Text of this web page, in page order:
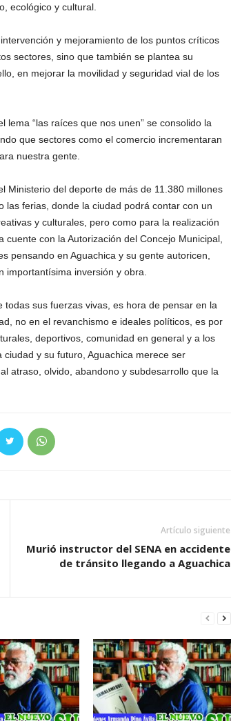
ecológico y cultural.
y mejoramiento de los puntos críticos
sectores, sino que también se plantea su
en mejorar la movilidad y seguridad vial de los
“las raíces que nos unen” se consolido la
que sectores como el comercio incrementaran
nuestra gente.
Ministerio del deporte de más de 11.380 millones
las ferias, donde la ciudad podrá contar con un
y culturales, pero como para la realización
con la Autorización del Concejo Municipal,
pensando en Aguachica y su gente autoricen,
importantísima inversión y obra.
sus fuerzas vivas, es hora de pensar en la
no en el revanchismo e ideales políticos, es por
deportivos, comunidad en general y a los
y su futuro, Aguachica merece ser
atraso, olvido, abandono y subdesarrollo que la
Artículo siguiente
Murió instructor del SENA en accidente
de tránsito llegando a Aguachica